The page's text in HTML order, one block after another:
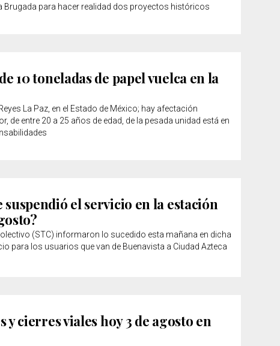
Brugada para hacer realidad dos proyectos históricos
10 toneladas de papel vuelca en la
La Paz, en el Estado de México; hay afectación
de entre 20 a 25 años de edad, de la pesada unidad está en
el servicio en la estación
(STC) informaron lo sucedido esta mañana en dicha
para los usuarios que van de Buenavista a Ciudad Azteca
cierres viales hoy 3 de agosto en